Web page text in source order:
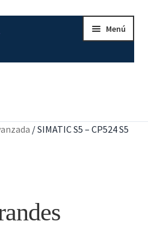
Menú
/SIMATIC S5 – CP524 S5